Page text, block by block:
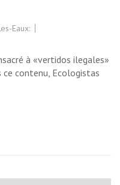
Eaux:
à «vertidos ilegales»
ce contenu, Ecologistas